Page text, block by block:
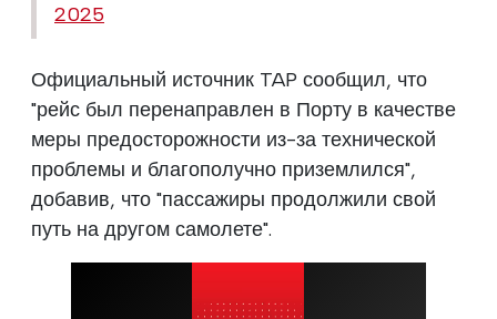
2025
Официальный источник TAP сообщил, что
"рейс был перенаправлен в Порту в качестве
меры предосторожности из-за технической
проблемы и благополучно приземлился",
добавив, что "пассажиры продолжили свой
путь на другом самолете".